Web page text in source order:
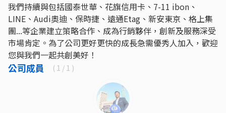
我們持續與包括國泰世華、花旗信用卡、7-11 ibon、
LINE、Audi奧迪、保時捷、遠通Etag、新安東京、格上集
團...等企業建立策略合作、成為行銷夥伴，創新及服務深受
市場肯定。為了公司更好更快的成長急需優秀人加入，歡迎
您與我們一起共創美好！
公司成員 ( 1 / 1 )